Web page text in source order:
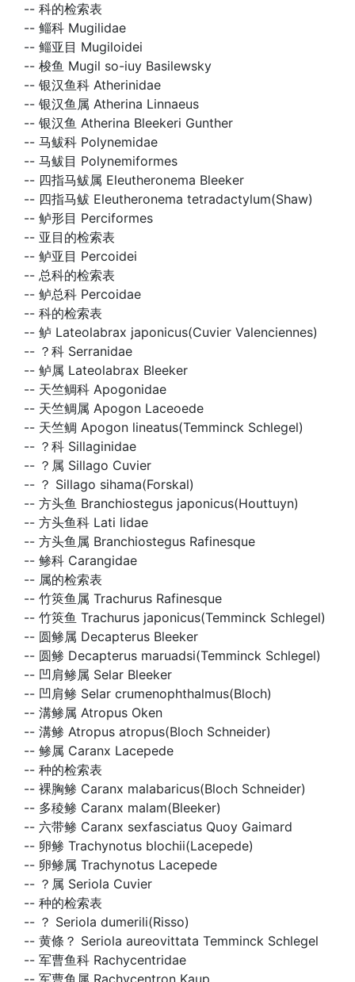
-- 科的检索表
-- 鲻科 Mugilidae
-- 鲻亚目 Mugiloidei
-- 梭鱼 Mugil so-iuy Basilewsky
-- 银汉鱼科 Atherinidae
-- 银汉鱼属 Atherina Linnaeus
-- 银汉鱼 Atherina Bleekeri Gunther
-- 马鲅科 Polynemidae
-- 马鲅目 Polynemiformes
-- 四指马鲅属 Eleutheronema Bleeker
-- 四指马鲅 Eleutheronema tetradactylum(Shaw)
-- 鲈形目 Perciformes
-- 亚目的检索表
-- 鲈亚目 Percoidei
-- 总科的检索表
-- 鲈总科 Percoidae
-- 科的检索表
-- 鲈 Lateolabrax japonicus(Cuvier Valenciennes)
-- ？科 Serranidae
-- 鲈属 Lateolabrax Bleeker
-- 天竺鲷科 Apogonidae
-- 天竺鲷属 Apogon Laceoede
-- 天竺鲷 Apogon lineatus(Temminck Schlegel)
-- ？科 Sillaginidae
-- ？属 Sillago Cuvier
-- ？ Sillago sihama(Forskal)
-- 方头鱼 Branchiostegus japonicus(Houttuyn)
-- 方头鱼科 Lati lidae
-- 方头鱼属 Branchiostegus Rafinesque
-- 鲹科 Carangidae
-- 属的检索表
-- 竹筴鱼属 Trachurus Rafinesque
-- 竹筴鱼 Trachurus japonicus(Temminck Schlegel)
-- 圆鲹属 Decapterus Bleeker
-- 圆鲹 Decapterus maruadsi(Temminck Schlegel)
-- 凹肩鲹属 Selar Bleeker
-- 凹肩鲹 Selar crumenophthalmus(Bloch)
-- 溝鲹属 Atropus Oken
-- 溝鲹 Atropus atropus(Bloch Schneider)
-- 鲹属 Caranx Lacepede
-- 种的检索表
-- 裸胸鲹 Caranx malabaricus(Bloch Schneider)
-- 多稜鲹 Caranx malam(Bleeker)
-- 六带鲹 Caranx sexfasciatus Quoy Gaimard
-- 卵鲹 Trachynotus blochii(Lacepede)
-- 卵鲹属 Trachynotus Lacepede
-- ？属 Seriola Cuvier
-- 种的检索表
-- ？ Seriola dumerili(Risso)
-- 黄條？ Seriola aureovittata Temminck Schlegel
-- 军曹鱼科 Rachycentridae
-- 军曹鱼属 Rachycentron Kaup